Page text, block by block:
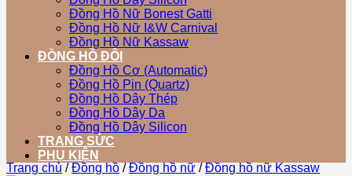
Đồng Hồ Nữ Bonest Gatti
Đồng Hồ Nữ I&W Carnival
Đồng Hồ Nữ Kassaw
ĐỒNG HỒ ĐÔI
Đồng Hồ Cơ (Automatic)
Đồng Hồ Pin (Quartz)
Đồng Hồ Dây Thép
Đồng Hồ Dây Da
Đồng Hồ Dây Silicon
TRANG SỨC
PHỤ KIỆN
Trang chủ / Đồng hồ / Đồng hồ nữ / Đồng hồ nữ Kassaw